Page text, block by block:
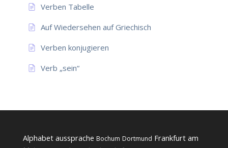
Verben Tabelle
Auf Wiedersehen auf Griechisch
Verben konjugieren
Verb „sein“
Alphabet aussprache Bochum Dortmund Frankfurt am